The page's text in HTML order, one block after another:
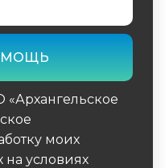
моих
условиях